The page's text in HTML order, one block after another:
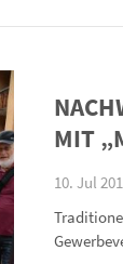
MIT
10. Jul